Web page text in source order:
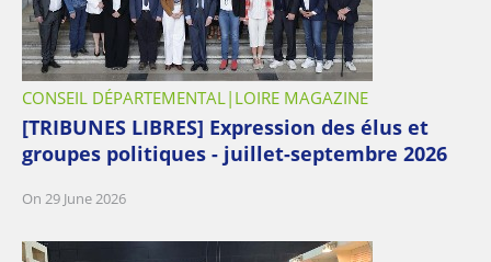
CONSEIL DÉPARTEMENTAL LOIRE MAGAZINE
[TRIBUNES LIBRES] Expression des élus et
groupes politiques - juillet-septembre 2026
On 29 June 2026